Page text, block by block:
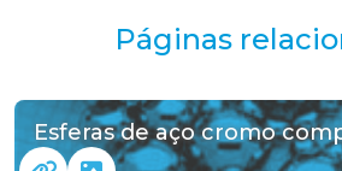
Páginas
Esferas de aço cromo